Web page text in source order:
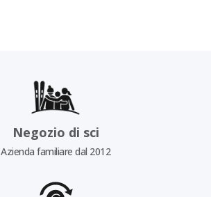
Negozio di sci
Azienda familiare dal 2012